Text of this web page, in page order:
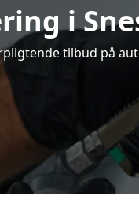
i
tilbud på